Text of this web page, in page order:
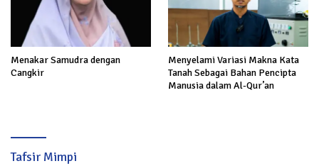
Menakar Samudra dengan
Cangkir
Menyelami Variasi Makna Kata
Tanah Sebagai Bahan Pencipta
Manusia dalam Al-Qur’an
Tafsir Mimpi